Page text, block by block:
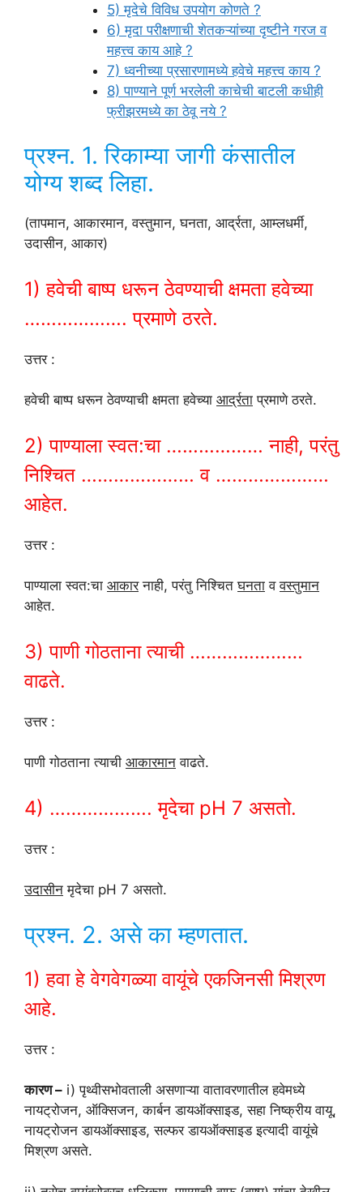
5) मृदेचे विविध उपयोग कोणते ?
6) मृदा परीक्षणाची शेतकऱ्यांच्या दृष्टीने गरज व
महत्त्व काय आहे ?
7) ध्वनीच्या प्रसारणामध्ये हवेचे महत्त्व काय ?
8) पाण्याने पूर्ण भरलेली काचेची बाटली कधीही
फ्रीझरमध्ये का ठेवू नये ?
प्रश्न. 1. रिकाम्या जागी कंसातील
योग्य शब्द लिहा.
(तापमान, आकारमान, वस्तुमान, घनता, आर्द्रता, आम्लधर्मी,
उदासीन, आकार)
1) हवेची बाष्प धरून ठेवण्याची क्षमता हवेच्या
………………. प्रमाणे ठरते.
उत्तर :
हवेची बाष्प धरून ठेवण्याची क्षमता हवेच्या आर्द्रता प्रमाणे ठरते.
2) पाण्याला स्वत:चा ……………… नाही, परंतु
निश्चित ………………… व …………………
आहेत.
उत्तर :
पाण्याला स्वत:चा आकारनाही, परंतु निश्चितघनता ववस्तुमान
आहेत.
3) पाणी गोठताना त्याची …………………
वाढते.
उत्तर :
पाणी गोठताना त्याची आकारमान वाढते.
4) ………………. मृदेचा pH 7 असतो.
उत्तर :
उदासीन मृदेचा pH 7 असतो.
प्रश्न. 2. असे का म्हणतात.
1) हवा हे वेगवेगळ्या वायूंचे एकजिनसी मिश्रण
आहे.
उत्तर :
कारण – i) पृथ्वीसभोवताली असणाऱ्या वातावरणातील हवेमध्ये
नायट्रोजन, ऑक्सिजन, कार्बन डायऑक्साइड, सहा निष्क्रीय वायू,
नायट्रोजन डायऑक्साइड, सल्फर डायऑक्साइड इत्यादी वायूंचे
मिश्रण असते.